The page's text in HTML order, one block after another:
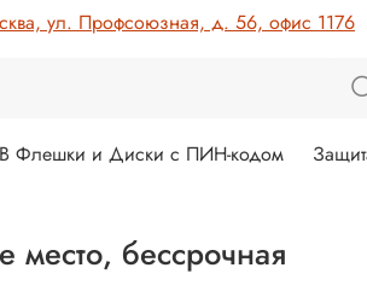
ул. Профсоюзная, д. 56, офис 1176
Флешки и Диски с ПИН-кодом
бессрочная